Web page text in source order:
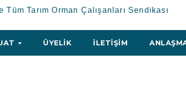
Tarım Orman Çalışanları Sendikası
ÜYELIK İLETIŞIM